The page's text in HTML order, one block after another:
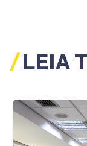
LEIA